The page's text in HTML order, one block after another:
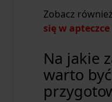
Zobacz
się w
Na jakie
warto być